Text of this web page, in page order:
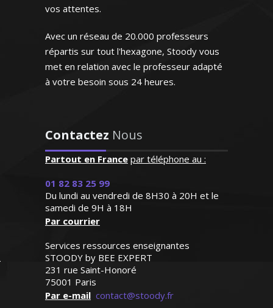
"Entièrement satisfaite.
Ma fille a augmenté sa
moyenne en anglais en
troisième trimestre. Je
compte faire la même
chose avec mon fils à la
rentrée de septembre avec
bien entendu la même
enseignante !"
Madame B.S (Villeneuve d'Ascq,
élève en classe de troisième)
Monsieur T. Jean-Yves – Professeur
universitaire de droit - Paris
années aussi bien au collège qu’au lycée.
Je forme aussi les adultes pour les
besoins des entreprises ou autres. Grâce
n’est plus une langue inaccessible. Je
saurai vous aider à la maîtriser
vos attentes.
Avec un réseau de 20.000 professeurs
répartis sur tout l'hexagone, Stoody vous
met en relation avec le professeur adapté
à votre besoin sous 24 heures.
Contactez Nous
Partout en France par téléphone au :
01 82 83 25 99
Du lundi au vendredi de 8H30 à 20H et le
samedi de 9H à 18H
Par courrier
Services ressources enseignantes
STOODY by BEE EXPERT
231 rue Saint-Honoré
75001 Paris
Par e-mail contact@stoody.fr